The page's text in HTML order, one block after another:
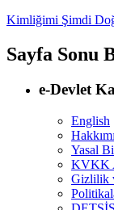
Kimliğimi Şimdi
Sayfa Sonu
e-Devlet
English
Yasal
KVKK
Gizlilik